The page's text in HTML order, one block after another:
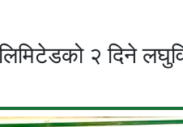
२ दिने